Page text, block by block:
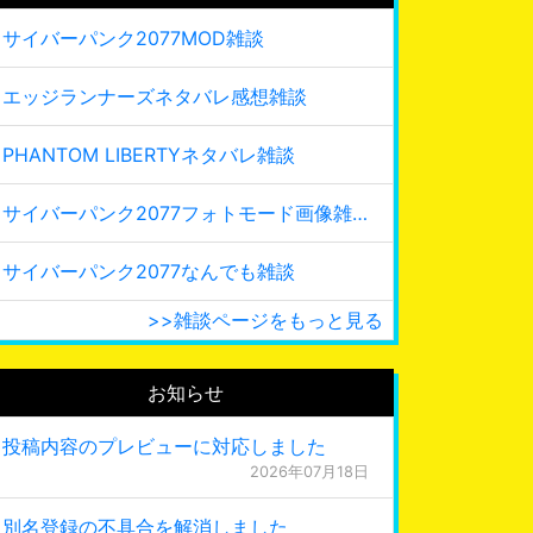
サイバーパンク2077MOD雑談
エッジランナーズネタバレ感想雑談
PHANTOM LIBERTYネタバレ雑談
サイバーパンク2077フォトモード画像雑談
サイバーパンク2077なんでも雑談
>>雑談ページをもっと見る
お知らせ
投稿内容のプレビューに対応しました
2026年07月18日
別名登録の不具合を解消しました